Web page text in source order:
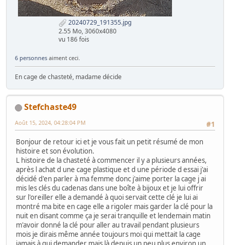
20240729_191355.jpg
2.55 Mo, 3060x4080
vu 186 fois
6 personnes aiment ceci.
En cage de chasteté, madame décide
Stefchaste49
#1
Août 15, 2024, 04:28:04 PM
Bonjour de retour ici et je vous fait un petit résumé de mon
histoire et son évolution.
L histoire de la chasteté à commencer il y a plusieurs années,
après l achat d une cage plastique et d une période d essai j'ai
décidé d'en parler à ma femme donc j'aime porter la cage j ai
mis les clés du cadenas dans une boîte à bijoux et je lui offrir
sur l'oreiller elle a demandé à quoi servait cette clé je lui ai
montré ma bite en cage elle a rigoler mais garder la clé pour la
nuit en disant comme ça je serai tranquille et lendemain matin
m'avoir donné la clé pour aller au travail pendant plusieurs
mois je dirais même année toujours moi qui mettait la cage